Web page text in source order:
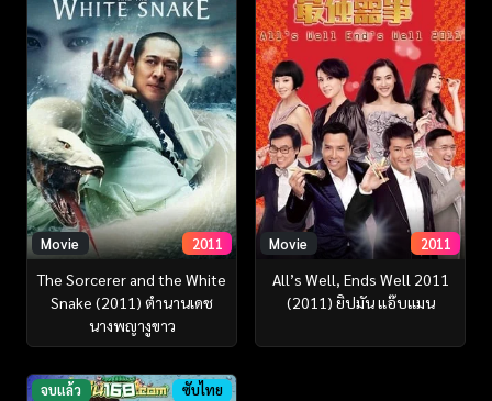
Movie 2011
The Sorcerer and the White
Snake (2011) ตำนานเดช
นางพญางูขาว
Movie 2011
All’s Well, Ends Well 2011
(2011) ยิปมัน แอ๊บแมน
จบแล้ว ซับไทย